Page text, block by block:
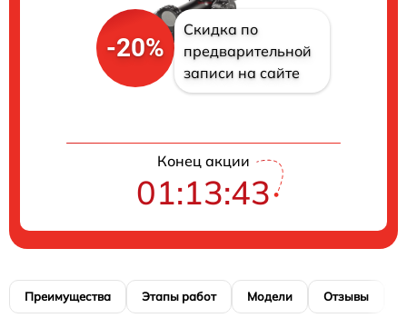
-20%
Скидка по
предварительной
записи на сайте
Конец акции
01:13:42
Преимущества Этапы работ Модели Отзывы